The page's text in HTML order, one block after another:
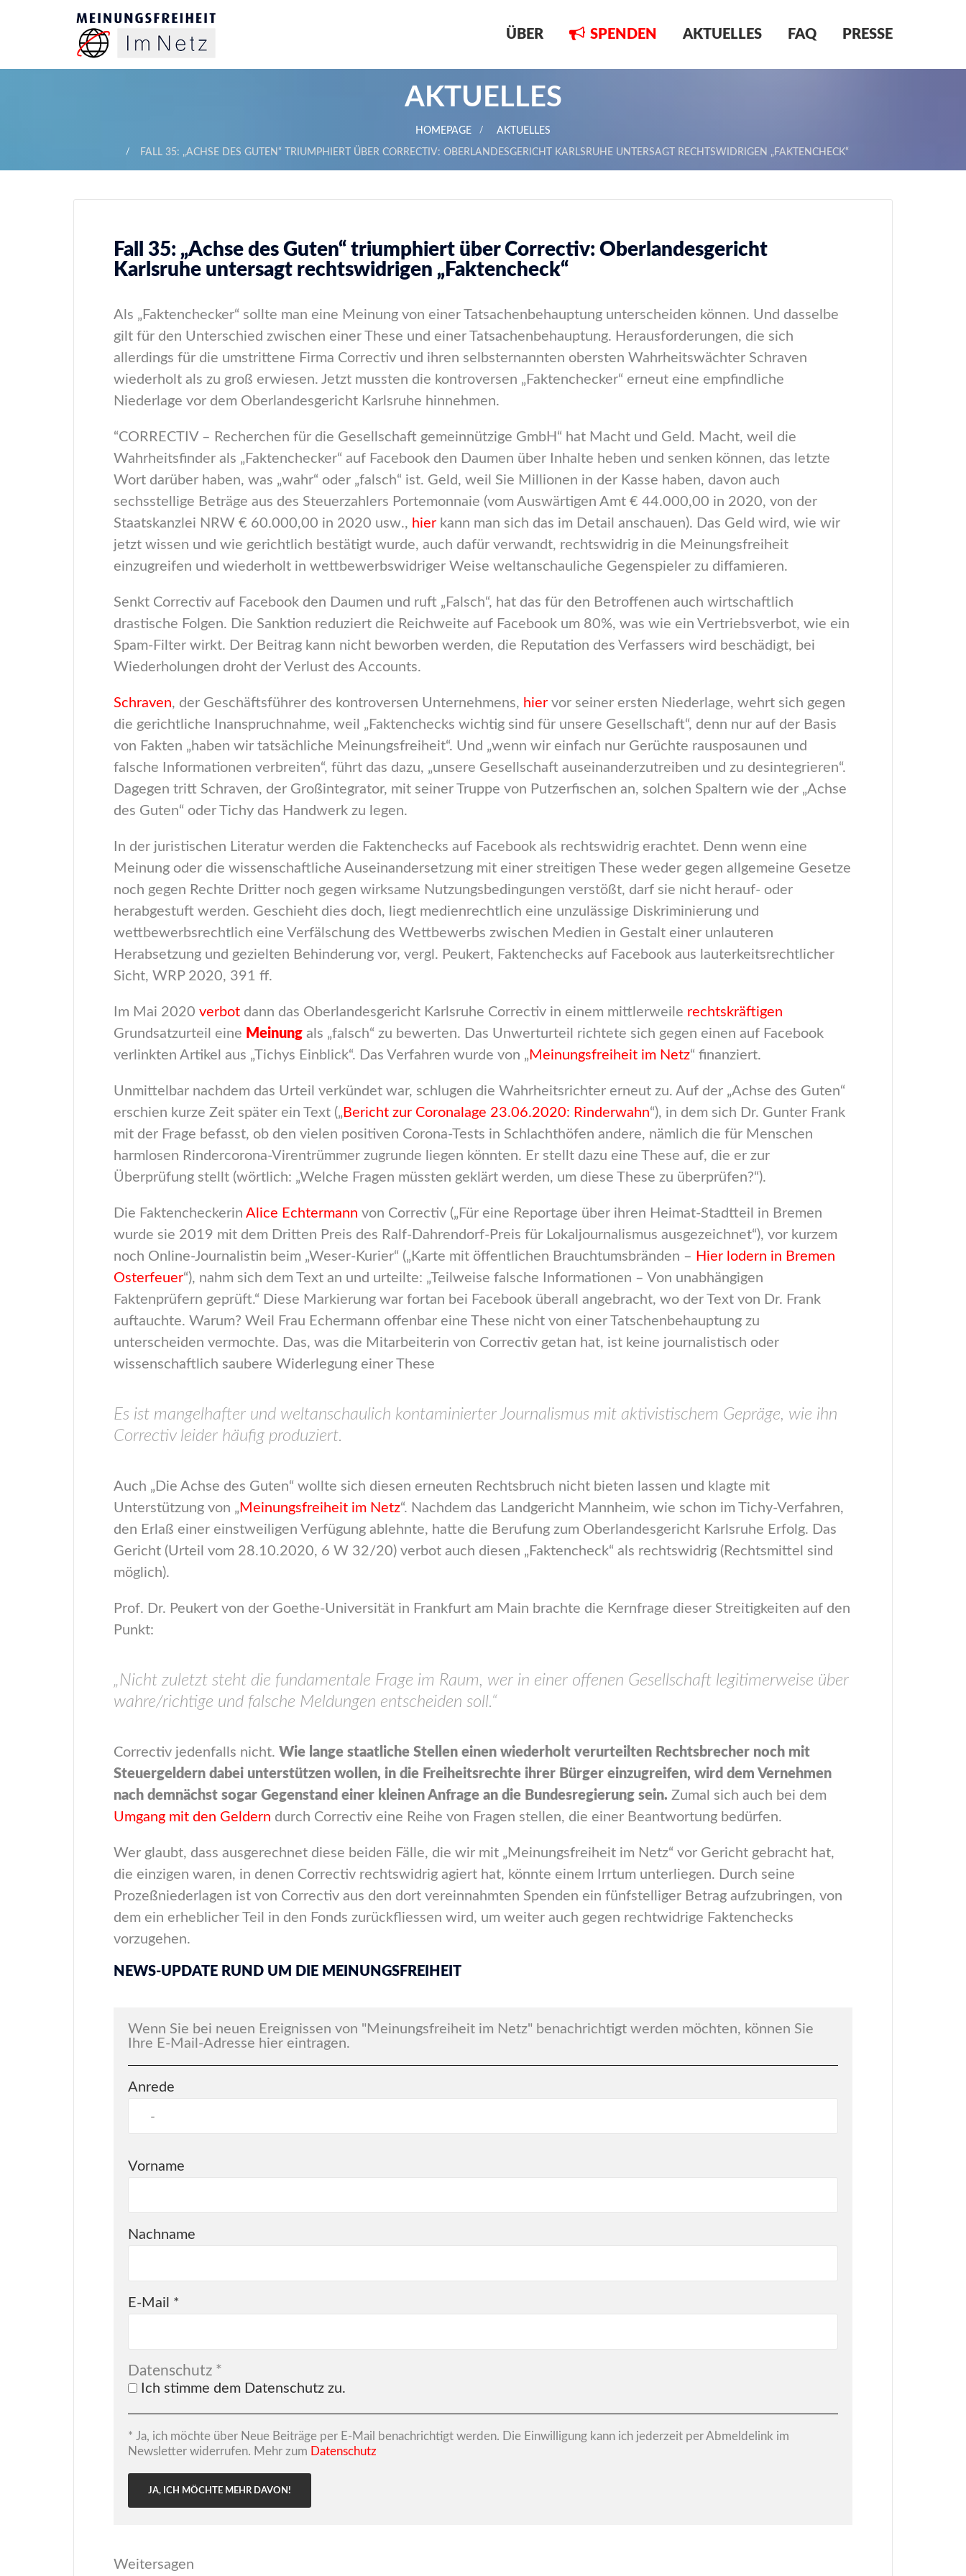
ÜBER SPENDEN AKTUELLES FAQ PRESSE
AKTUELLES
HOMEPAGE AKTUELLES
FALL 35: „ACHSE DES GUTEN“ TRIUMPHIERT ÜBER CORRECTIV: OBERLANDESGERICHT KARLSRUHE UNTERSAGT RECHTSWIDRIGEN „FAKTENCHECK“
Fall 35: „Achse des Guten“ triumphiert über Correctiv: Oberlandesgericht
Karlsruhe untersagt rechtswidrigen „Faktencheck“
Als „Faktenchecker“ sollte man eine Meinung von einer Tatsachenbehauptung unterscheiden können. Und dasselbe
gilt für den Unterschied zwischen einer These und einer Tatsachenbehauptung. Herausforderungen, die sich
allerdings für die umstrittene Firma Correctiv und ihren selbsternannten obersten Wahrheitswächter Schraven
wiederholt als zu groß erwiesen. Jetzt mussten die kontroversen „Faktenchecker“ erneut eine empfindliche
Niederlage vor dem Oberlandesgericht Karlsruhe hinnehmen.
“CORRECTIV – Recherchen für die Gesellschaft gemeinnützige GmbH“ hat Macht und Geld. Macht, weil die
Wahrheitsfinder als „Faktenchecker“ auf Facebook den Daumen über Inhalte heben und senken können, das letzte
Wort darüber haben, was „wahr“ oder „falsch“ ist. Geld, weil Sie Millionen in der Kasse haben, davon auch
sechsstellige Beträge aus des Steuerzahlers Portemonnaie (vom Auswärtigen Amt € 44.000,00 in 2020, von der
Staatskanzlei NRW € 60.000,00 in 2020 usw., hier kann man sich das im Detail anschauen). Das Geld wird, wie wir
jetzt wissen und wie gerichtlich bestätigt wurde, auch dafür verwandt, rechtswidrig in die Meinungsfreiheit
einzugreifen und wiederholt in wettbewerbswidriger Weise weltanschauliche Gegenspieler zu diffamieren.
Senkt Correctiv auf Facebook den Daumen und ruft „Falsch“, hat das für den Betroffenen auch wirtschaftlich
drastische Folgen. Die Sanktion reduziert die Reichweite auf Facebook um 80%, was wie ein Vertriebsverbot, wie ein
Spam-Filter wirkt. Der Beitrag kann nicht beworben werden, die Reputation des Verfassers wird beschädigt, bei
Wiederholungen droht der Verlust des Accounts.
Schraven, der Geschäftsführer des kontroversen Unternehmens, hier vor seiner ersten Niederlage, wehrt sich gegen
die gerichtliche Inanspruchnahme, weil „Faktenchecks wichtig sind für unsere Gesellschaft“, denn nur auf der Basis
von Fakten „haben wir tatsächliche Meinungsfreiheit“. Und „wenn wir einfach nur Gerüchte rausposaunen und
falsche Informationen verbreiten“, führt das dazu, „unsere Gesellschaft auseinanderzutreiben und zu desintegrieren“.
Dagegen tritt Schraven, der Großintegrator, mit seiner Truppe von Putzerfischen an, solchen Spaltern wie der „Achse
des Guten“ oder Tichy das Handwerk zu legen.
In der juristischen Literatur werden die Faktenchecks auf Facebook als rechtswidrig erachtet. Denn wenn eine
Meinung oder die wissenschaftliche Auseinandersetzung mit einer streitigen These weder gegen allgemeine Gesetze
noch gegen Rechte Dritter noch gegen wirksame Nutzungsbedingungen verstößt, darf sie nicht herauf- oder
herabgestuft werden. Geschieht dies doch, liegt medienrechtlich eine unzulässige Diskriminierung und
wettbewerbsrechtlich eine Verfälschung des Wettbewerbs zwischen Medien in Gestalt einer unlauteren
Herabsetzung und gezielten Behinderung vor, vergl. Peukert, Faktenchecks auf Facebook aus lauterkeitsrechtlicher
Sicht, WRP 2020, 391 ff.
Im Mai 2020 verbot dann das Oberlandesgericht Karlsruhe Correctiv in einem mittlerweile rechtskräftigen
Grundsatzurteil eine Meinung als „falsch“ zu bewerten. Das Unwerturteil richtete sich gegen einen auf Facebook
verlinkten Artikel aus „Tichys Einblick“. Das Verfahren wurde von „ Meinungsfreiheit im Netz“ finanziert.
Unmittelbar nachdem das Urteil verkündet war, schlugen die Wahrheitsrichter erneut zu. Auf der „Achse des Guten“
erschien kurze Zeit später ein Text („ Bericht zur Coronalage 23.06.2020: Rinderwahn“), in dem sich Dr. Gunter Frank
mit der Frage befasst, ob den vielen positiven Corona-Tests in Schlachthöfen andere, nämlich die für Menschen
harmlosen Rindercorona-Virentrümmer zugrunde liegen könnten. Er stellt dazu eine These auf, die er zur
Überprüfung stellt (wörtlich: „Welche Fragen müssten geklärt werden, um diese These zu überprüfen?“).
Die Faktencheckerin Alice Echtermann von Correctiv („Für eine Reportage über ihren Heimat-Stadtteil in Bremen
wurde sie 2019 mit dem Dritten Preis des Ralf-Dahrendorf-Preis für Lokaljournalismus ausgezeichnet“), vor kurzem
noch Online-Journalistin beim „Weser-Kurier“ („Karte mit öffentlichen Brauchtumsbränden – Hier lodern in Bremen
Osterfeuer“), nahm sich dem Text an und urteilte: „Teilweise falsche Informationen – Von unabhängigen
Faktenprüfern geprüft.“ Diese Markierung war fortan bei Facebook überall angebracht, wo der Text von Dr. Frank
auftauchte. Warum? Weil Frau Echermann offenbar eine These nicht von einer Tatschenbehauptung zu
unterscheiden vermochte. Das, was die Mitarbeiterin von Correctiv getan hat, ist keine journalistisch oder
wissenschaftlich saubere Widerlegung einer These
Es ist mangelhafter und weltanschaulich kontaminierter Journalismus mit aktivistischem Gepräge, wie ihn
Correctiv leider häufig produziert.
Auch „Die Achse des Guten“ wollte sich diesen erneuten Rechtsbruch nicht bieten lassen und klagte mit
Unterstützung von „ Meinungsfreiheit im Netz“. Nachdem das Landgericht Mannheim, wie schon im Tichy-Verfahren,
den Erlaß einer einstweiligen Verfügung ablehnte, hatte die Berufung zum Oberlandesgericht Karlsruhe Erfolg. Das
Gericht (Urteil vom 28.10.2020, 6 W 32/20) verbot auch diesen „Faktencheck“ als rechtswidrig (Rechtsmittel sind
möglich).
Prof. Dr. Peukert von der Goethe-Universität in Frankfurt am Main brachte die Kernfrage dieser Streitigkeiten auf den
Punkt:
„Nicht zuletzt steht die fundamentale Frage im Raum, wer in einer offenen Gesellschaft legitimerweise über
wahre/richtige und falsche Meldungen entscheiden soll.“
Correctiv jedenfalls nicht. Wie lange staatliche Stellen einen wiederholt verurteilten Rechtsbrecher noch mit
Steuergeldern dabei unterstützen wollen, in die Freiheitsrechte ihrer Bürger einzugreifen, wird dem Vernehmen
nach demnächst sogar Gegenstand einer kleinen Anfrage an die Bundesregierung sein. Zumal sich auch bei dem
Umgang mit den Geldern durch Correctiv eine Reihe von Fragen stellen, die einer Beantwortung bedürfen.
Wer glaubt, dass ausgerechnet diese beiden Fälle, die wir mit „Meinungsfreiheit im Netz“ vor Gericht gebracht hat,
die einzigen waren, in denen Correctiv rechtswidrig agiert hat, könnte einem Irrtum unterliegen. Durch seine
Prozeßniederlagen ist von Correctiv aus den dort vereinnahmten Spenden ein fünfstelliger Betrag aufzubringen, von
dem ein erheblicher Teil in den Fonds zurückfliessen wird, um weiter auch gegen rechtwidrige Faktenchecks
vorzugehen.
NEWS-UPDATE RUND UM DIE MEINUNGSFREIHEIT
Wenn Sie bei neuen Ereignissen von "Meinungsfreiheit im Netz" benachrichtigt werden möchten, können Sie
Ihre E-Mail-Adresse hier eintragen.
Anrede
Vorname
Nachname
E-Mail *
Datenschutz *
Ich stimme dem Datenschutz zu.
* Ja, ich möchte über Neue Beiträge per E-Mail benachrichtigt werden. Die Einwilligung kann ich jederzeit per Abmeldelink im
Newsletter widerrufen. Mehr zum Datenschutz
Weitersagen